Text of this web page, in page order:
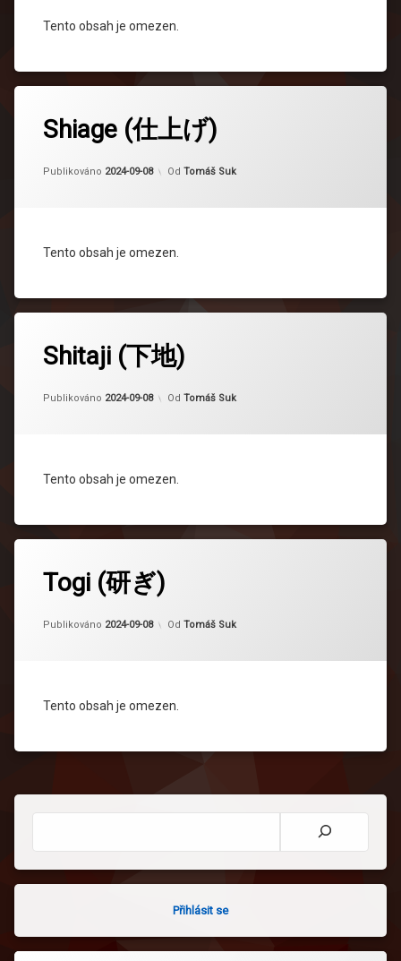
Tento obsah je omezen.
Shiage (仕上げ)
Publikováno 2024-09-08 Od Tomáš Suk
Tento obsah je omezen.
Shitaji (下地)
Publikováno 2024-09-08 Od Tomáš Suk
Tento obsah je omezen.
Togi (研ぎ)
Publikováno 2024-09-08 Od Tomáš Suk
Tento obsah je omezen.
Přihlásit se